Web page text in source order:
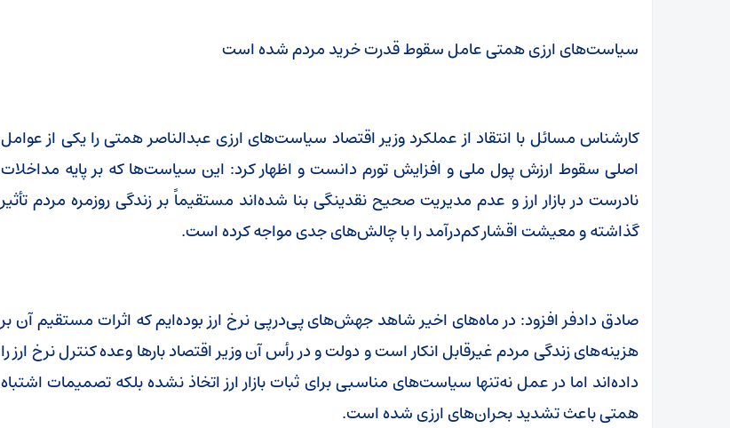
سیاست‌های ارزی همتی عامل سقوط قدرت خرید مردم شده است
کارشناس مسائل با انتقاد از عملکرد وزیر اقتصاد سیاست‌های ارزی عبدالناصر همتی را یکی از عوامل
اصلی سقوط ارزش پول ملی و افزایش تورم دانست و اظهار کرد: این سیاست‌ها که بر پایه مداخلات
نادرست در بازار ارز و عدم مدیریت صحیح نقدینگی بنا شده‌اند مستقیماً بر زندگی روزمره مردم تأثیر
گذاشته و معیشت اقشار کم‌درآمد را با چالش‌های جدی مواجه کرده است.
صادق دادفر افزود: در ماه‌های اخیر شاهد جهش‌های پی‌درپی نرخ ارز بوده‌ایم که اثرات مستقیم آن بر
هزینه‌های زندگی مردم غیرقابل انکار است و دولت و در رأس آن وزیر اقتصاد بارها وعده کنترل نرخ ارز را
داده‌اند اما در عمل نه‌تنها سیاست‌های مناسبی برای ثبات بازار ارز اتخاذ نشده بلکه تصمیمات اشتباه
همتی باعث تشدید بحران‌های ارزی شده است.